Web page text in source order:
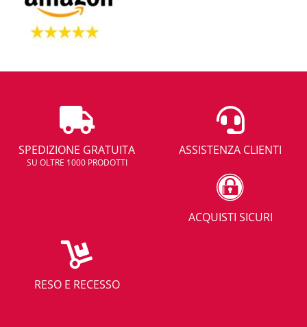
SPEDIZIONE GRATUITA
SU OLTRE 1000 PRODOTTI
ASSISTENZA CLIENTI
ACQUISTI SICURI
RESO E RECESSO